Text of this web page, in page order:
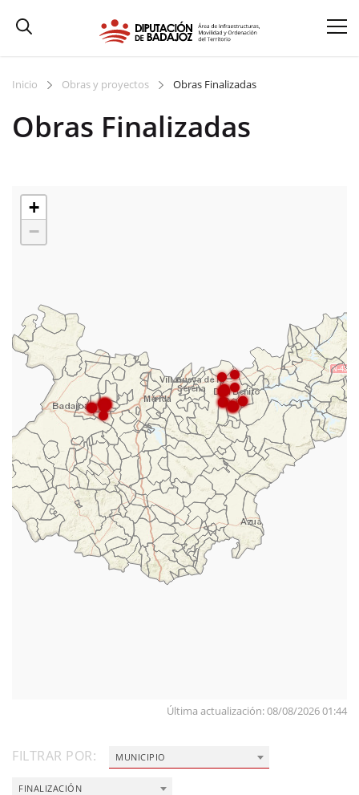
Inicio Obras y proyectos Obras Finalizadas
Obras Finalizadas
+
−
Última actualización: 08/08/2026 01:44
FILTRAR POR: MUNICIPIO
FINALIZACIÓN